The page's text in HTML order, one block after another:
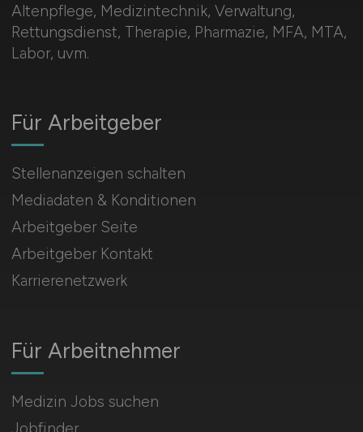
Altenpflege, Medizintechnik, Verwaltung,
Rettungsdienst, Therapie, Pharmazie, MFA, MTA,
Labor, uvm.
Für Arbeitnehmer
Medizin Jobs suchen
Für Arbeitgeber
Stellenanzeigen schalten
Mediadaten & Konditionen
Arbeitgeber Seite
Arbeitgeber Kontakt
Karrierenetzwerk